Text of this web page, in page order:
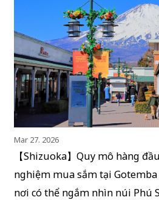
Mar 27. 2026
【Shizuoka】Quy mô hàng
nghiệm mua sắm tại
nơi có thể ngắm nhìn núi Phú